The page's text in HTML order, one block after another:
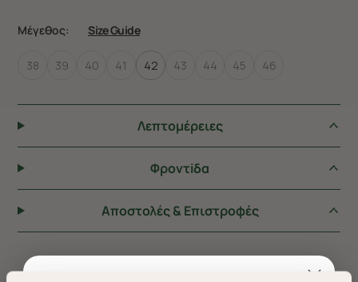
Μέγεθος: Size Guide
38 39 40 41 42 43 44 45 46
Λεπτομέρειες
Φροντiδα
Αποστολές & Επιστροφές